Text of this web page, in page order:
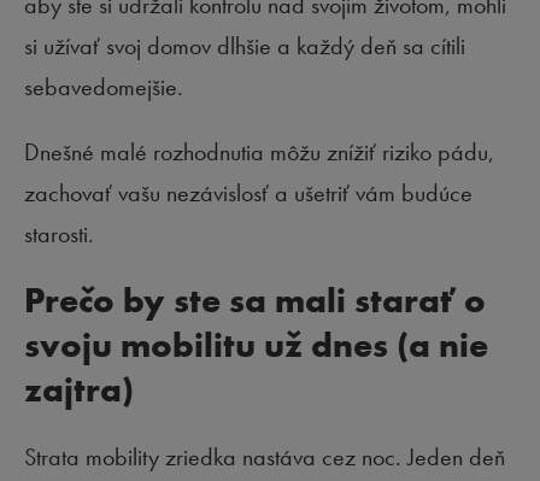
si užívať svoj domov dlhšie a každý deň sa cítili
sebavedomejšie.
Dnešné malé rozhodnutia môžu znížiť riziko pádu,
zachovať vašu nezávislosť a ušetriť vám budúce
starosti.
Prečo by ste sa mali starať o
svoju mobilitu už dnes (a nie
zajtra)
Strata mobility zriedka nastáva cez noc. Jeden deň